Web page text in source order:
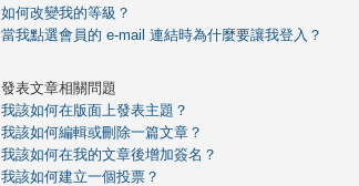
如何改變我的等級？
當我點選會員的 e-mail 連結時為什麼要讓我登入？
發表文章相關問題
我該如何在版面上發表主題？
我該如何編輯或刪除一篇文章？
我該如何在我的文章後增加簽名？
我該如何建立一個投票？